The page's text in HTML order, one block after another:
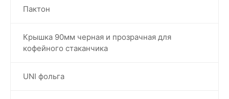
Пактон
Крышка 90мм черная и прозрачная для
кофейного стаканчика
UNI фольга